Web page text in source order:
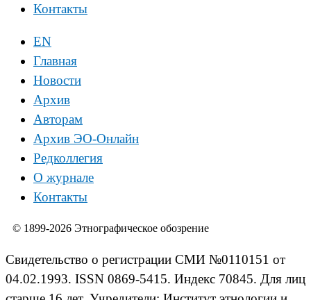
Контакты
EN
Главная
Новости
Архив
Авторам
Архив ЭО-Онлайн
Редколлегия
О журнале
Контакты
© 1899-2026 Этнографическое обозрение
Свидетельство о регистрации СМИ №0110151 от
04.02.1993. ISSN 0869-5415. Индекс 70845. Для лиц